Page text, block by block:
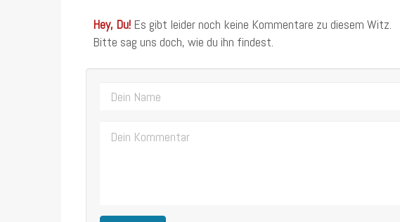
Hey, Du! Es gibt leider noch keine Kommentare zu diesem Witz.
Bitte sag uns doch, wie du ihn findest.